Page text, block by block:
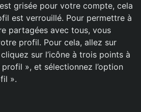
grisée pour votre compte, cela
est verrouillé. Pour permettre à
partagées avec tous, vous
profil. Pour cela, allez sur
sur l’icône à trois points à
», et sélectionnez l’option
».